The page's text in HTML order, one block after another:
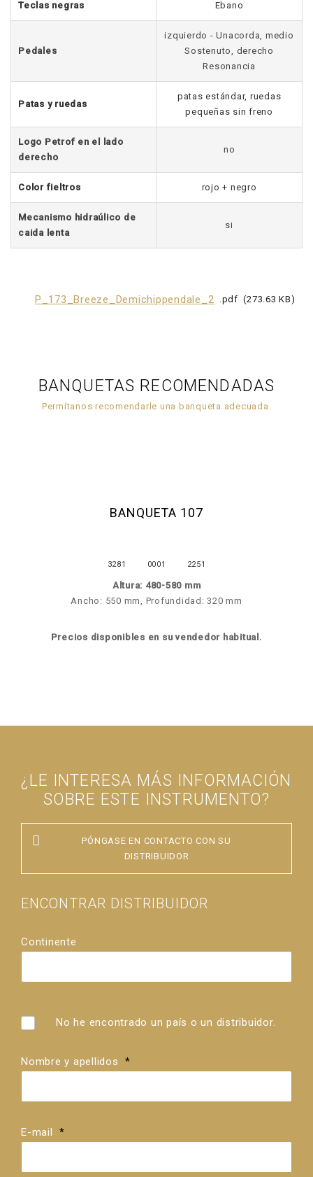
Teclas negras Ebano
Pedales
izquierdo - Unacorda, medio
Sostenuto, derecho
Resonancia
Patas y ruedas
patas estándar, ruedas
pequeñas sin freno
Logo Petrof en el lado
derecho
no
Color fieltros rojo + negro
Mecanismo hidraúlico de
caida lenta
si
P_173_Breeze_Demichippendale_2 pdf 273.63 KB
BANQUETAS RECOMENDADAS
Permítanos recomendarle una banqueta adecuada.
BANQUETA 107
3281 0001 2251
Altura: 480-580 mm
Ancho: 550 mm, Profundidad: 320 mm
Precios disponibles en su vendedor habitual.
¿LE INTERESA MÁS INFORMACIÓN
SOBRE ESTE INSTRUMENTO?
PÓNGASE EN CONTACTO CON SU
DISTRIBUIDOR
ENCONTRAR DISTRIBUIDOR
Continente
No he encontrado un país o un distribuidor.
Nombre y apellidos *
E-mail *